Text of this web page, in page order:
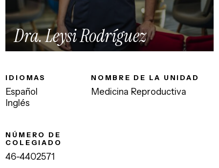
Dra. Leysi Rodríguez
IDIOMAS
Español
Inglés
NOMBRE DE LA UNIDAD
Medicina Reproductiva
NÚMERO DE
COLEGIADO
46-4402571